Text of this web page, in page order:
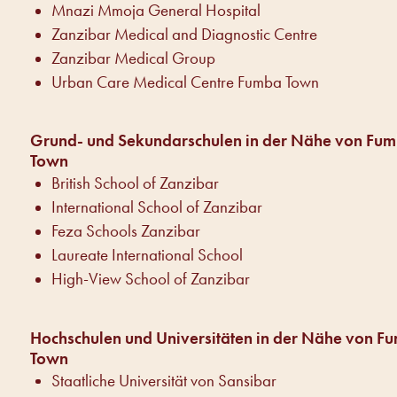
Mnazi Mmoja General Hospital
Zanzibar Medical and Diagnostic Centre
Zanzibar Medical Group
Urban Care Medical Centre Fumba Town
Grund- und Sekundarschulen in der Nähe von
Town
British School of Zanzibar
International School of Zanzibar
Feza Schools Zanzibar
Laureate International School
High-View School of Zanzibar
Hochschulen und Universitäten in der Nähe von
Town
Staatliche Universität von Sansibar